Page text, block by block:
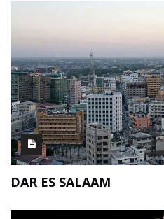
DAR ES SALAAM